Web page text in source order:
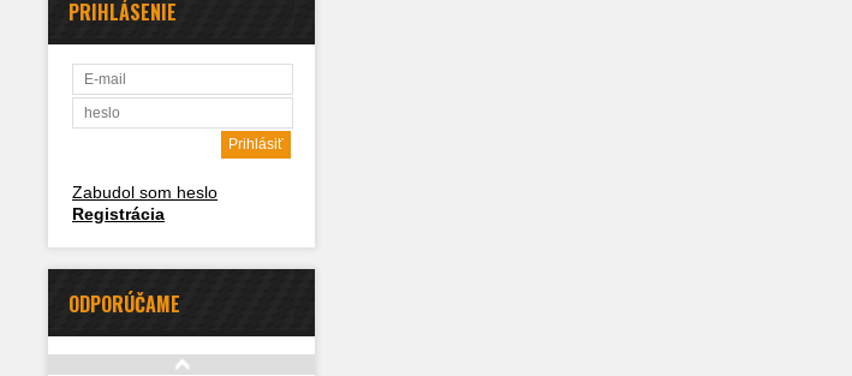
PRIHLÁSENIE
Zabudol som heslo
Registrácia
ODPORÚČAME